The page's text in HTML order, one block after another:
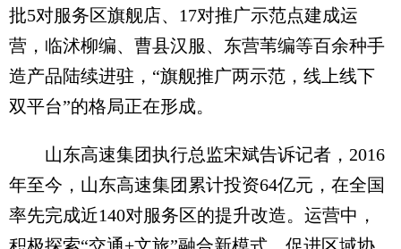
批5对服务区旗舰店、17对推广示范点建成运
营，临沭柳编、曹县汉服、东营苇编等百余种手
造产品陆续进驻，“旗舰推广两示范，线上线下
双平台”的格局正在形成。
山东高速集团执行总监宋斌告诉记者，2016
年至今，山东高速集团累计投资64亿元，在全国
率先完成近140对服务区的提升改造。运营中，